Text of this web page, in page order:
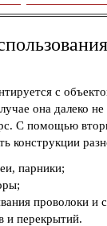
с
она далеко не
С помощью
конструкции
парники;
проволоки и
и перекрытий.